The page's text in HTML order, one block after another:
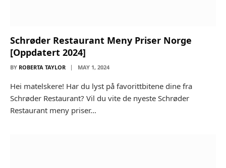
Schrøder Restaurant Meny Priser Norge
[Oppdatert 2024]
BY ROBERTA TAYLOR MAY 1, 2024
Hei matelskere! Har du lyst på favorittbitene dine fra
Schrøder Restaurant? Vil du vite de nyeste Schrøder
Restaurant meny priser…